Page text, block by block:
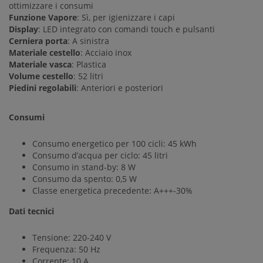
ottimizzare i consumi
Funzione Vapore: Sì, per igienizzare i capi
Display: LED integrato con comandi touch e pulsanti
Cerniera porta: A sinistra
Materiale cestello: Acciaio inox
Materiale vasca: Plastica
Volume cestello: 52 litri
Piedini regolabili: Anteriori e posteriori
Consumi
Consumo energetico per 100 cicli: 45 kWh
Consumo d’acqua per ciclo: 45 litri
Consumo in stand-by: 8 W
Consumo da spento: 0,5 W
Classe energetica precedente: A+++-30%
Dati tecnici
Tensione: 220-240 V
Frequenza: 50 Hz